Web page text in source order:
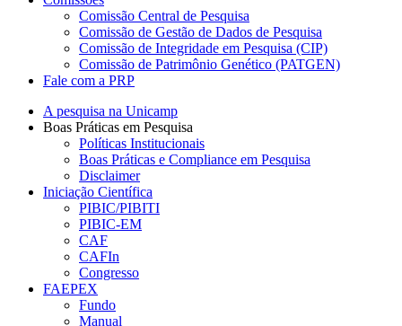
Comissão Central de Pesquisa
Comissão de Gestão de Dados de Pesquisa
Comissão de Integridade em Pesquisa (CIP)
Comissão de Patrimônio Genético (PATGEN)
Fale com a PRP
A pesquisa na Unicamp
Boas Práticas em Pesquisa
Políticas Institucionais
Boas Práticas e Compliance em Pesquisa
Disclaimer
Iniciação Científica
PIBIC/PIBITI
PIBIC-EM
CAF
CAFIn
Congresso
FAEPEX
Fundo
Manual